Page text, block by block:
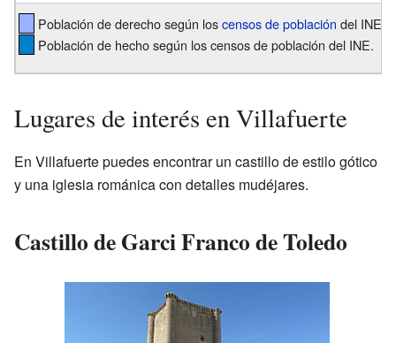
Población de derecho según loscensos de población del INE.
Población de hecho según los censos de población del INE.
Lugares de interés en Villafuerte
En Villafuerte puedes encontrar un castillo de estilo gótico
y una iglesia románica con detalles mudéjares.
Castillo de Garci Franco de Toledo